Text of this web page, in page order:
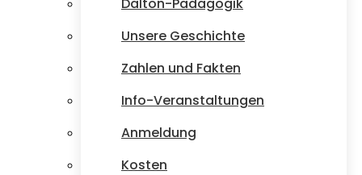
Unsere Geschichte
Zahlen und Fakten
Info-Veranstaltungen
Anmeldung
Kosten